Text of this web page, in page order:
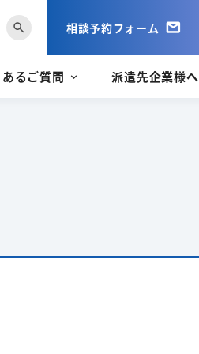
search 相談予約フォーム
るご質問 派遣先企業様へ